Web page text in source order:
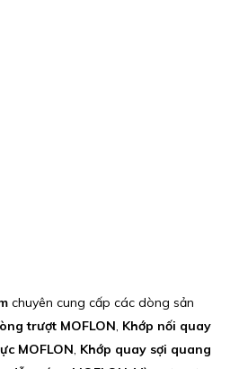
chuyên cung cấp các dòng sản
trượt MOFLON, Khớp nối quay
MOFLON, Khớp quay sợi quang